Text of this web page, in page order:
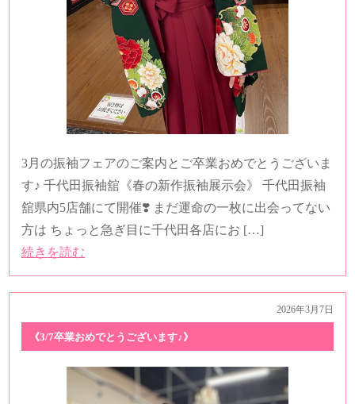
3月の振袖フェアのご案内とご卒業おめでとうございま
す♪ 千代田振袖舘《春の新作振袖展示会》 千代田振袖
舘県内5店舗にて開催❣️ まだ運命の一枚に出会ってない
方は ちょっと急ぎ目に千代田各店にお […]
続きを読む
2026年3月7日
《3/7卒業おめでとうございます♪》